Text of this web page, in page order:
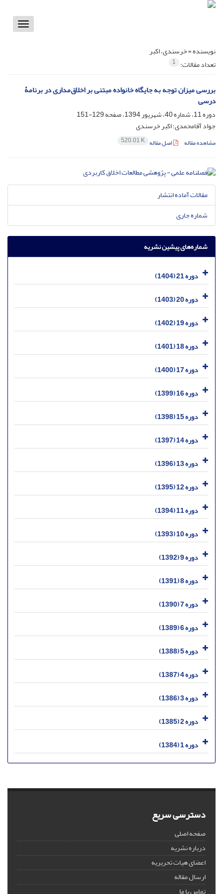
Toggle
نویسنده =خرسندی، اکبر
تعداد مقالات: 1
بررسی میزان توجه به جایگاه خانواده مبتنی بر اخلاق‌مداری در برنامۀ
درسی
دوره 11، شماره 40، شهریور 1394، صفحه
129-151
جواد آقامحمدی؛ اکبر خرسندی
مشاهده مقاله اصل مقاله 520.01 K
مقالات آماده انتشار
شماره جاری
شماره‌های پیشین نشریه
دوره 21 (1404)
دوره 20 (1403)
دوره 19 (1402)
دوره 18 (1401)
دوره 17 (1400)
دوره 16 (1399)
دوره 15 (1398)
دوره 14 (1397)
دوره 13 (1396)
دوره 12 (1395)
دوره 11 (1394)
دوره 10 (1393)
دوره 9 (1392)
دوره 8 (1391)
دوره 7 (1390)
دوره 6 (1389)
دوره 5 (1388)
دوره 4 (1387)
دوره 3 (1386)
دوره 2 (1385)
دوره 1 (1384)
دسترسی سریع
صفحه اصلی
درباره نشریه
اعضای هیات تحریریه
ارسال مقاله